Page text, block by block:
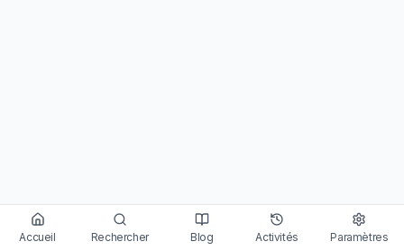
Accueil Rechercher Blog Activités Paramètres